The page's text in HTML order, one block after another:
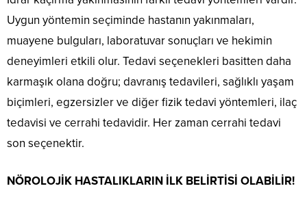
Uygun yöntemin seçiminde hastanın yakınmaları,
muayene bulguları, laboratuvar sonuçları ve hekimin
deneyimleri etkili olur. Tedavi seçenekleri basitten daha
karmaşık olana doğru; davranış tedavileri, sağlıklı yaşam
biçimleri, egzersizler ve diğer fizik tedavi yöntemleri, ilaç
tedavisi ve cerrahi tedavidir. Her zaman cerrahi tedavi
son seçenektir.
NÖROLOJİK HASTALIKLARIN İLK BELİRTİSİ OLABİLİR!